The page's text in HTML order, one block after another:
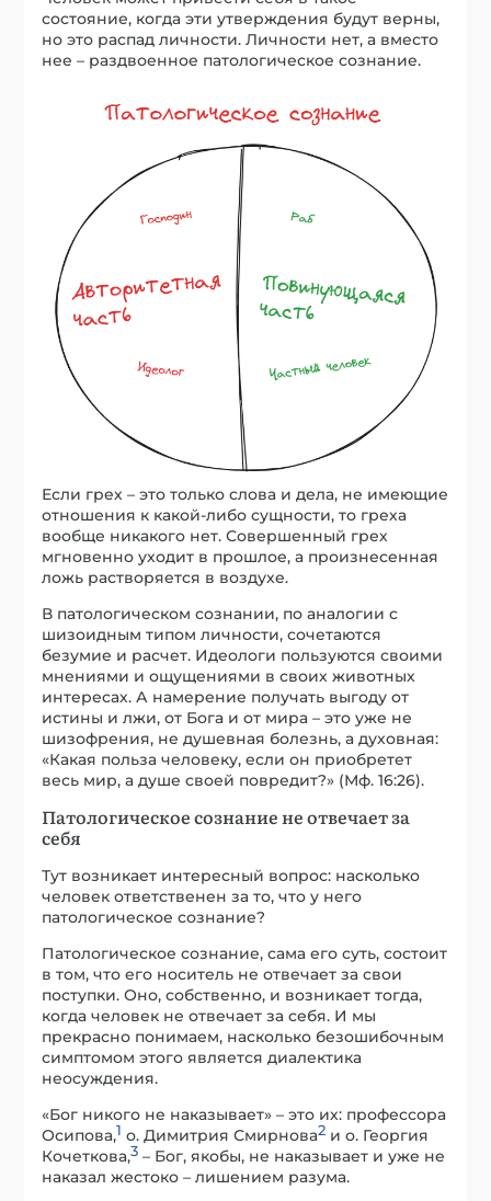
состояние, когда эти утверждения будут верны,
но это распад личности. Личности нет, а вместо
нее – раздвоенное патологическое сознание.
Если грех – это только слова и дела, не имеющие
отношения к какой-либо сущности, то греха
вообще никакого нет. Совершенный грех
мгновенно уходит в прошлое, а произнесенная
ложь растворяется в воздухе.
В патологическом сознании, по аналогии с
шизоидным типом личности, сочетаются
безумие и расчет. Идеологи пользуются своими
мнениями и ощущениями в своих животных
интересах. А намерение получать выгоду от
истины и лжи, от Бога и от мира – это уже не
шизофрения, не душевная болезнь, а духовная:
«Какая польза человеку, если он приобретет
весь мир, а душе своей повредит?» (Мф. 16:26).
Патологическое сознание не отвечает за
себя
Тут возникает интересный вопрос: насколько
человек ответственен за то, что у него
патологическое сознание?
Патологическое сознание, сама его суть, состоит
в том, что его носитель не отвечает за свои
поступки. Оно, собственно, и возникает тогда,
когда человек не отвечает за себя. И мы
прекрасно понимаем, насколько безошибочным
симптомом этого является диалектика
неосуждения.
«Бог никого не наказывает» – это их: профессора
Осипова,1 о. Димитрия Смирнова2 и о. Георгия
Кочеткова,3 – Бог, якобы, не наказывает и уже не
наказал жестоко – лишением разума.